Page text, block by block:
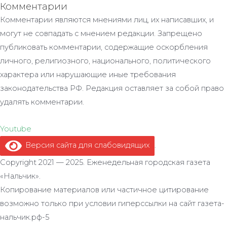
Комментарии
Комментарии являются мнениями лиц, их написавших, и
могут не совпадать с мнением редакции. Запрещено
публиковать комментарии, содержащие оскорбления
личного, религиозного, национального, политического
характера или нарушающие иные требования
законодательства РФ. Редакция оставляет за собой право
удалять комментарии.
Youtube
Версия сайта для слабовидящих
.
Copyright 2021 — 2025. Еженедельная городская газета
«Нальчик».
Копирование материалов или частичное цитирование
возможно только при условии гиперссылки на сайт газета-
нальчик.рф-5